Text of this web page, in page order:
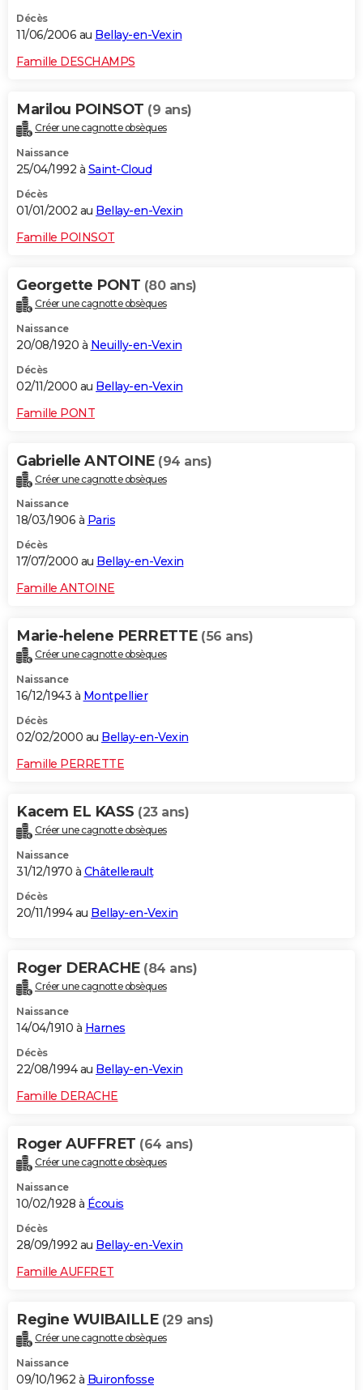
Décès
11/06/2006 au Bellay-en-Vexin
Famille DESCHAMPS
Marilou POINSOT (9 ans)
Créer une cagnotte obsèques
Naissance
25/04/1992 à Saint-Cloud
Décès
01/01/2002 au Bellay-en-Vexin
Famille POINSOT
Georgette PONT (80 ans)
Créer une cagnotte obsèques
Naissance
20/08/1920 à Neuilly-en-Vexin
Décès
02/11/2000 au Bellay-en-Vexin
Famille PONT
Gabrielle ANTOINE (94 ans)
Créer une cagnotte obsèques
Naissance
18/03/1906 à Paris
Décès
17/07/2000 au Bellay-en-Vexin
Famille ANTOINE
Marie-helene PERRETTE (56 ans)
Créer une cagnotte obsèques
Naissance
16/12/1943 à Montpellier
Décès
02/02/2000 au Bellay-en-Vexin
Famille PERRETTE
Kacem EL KASS (23 ans)
Créer une cagnotte obsèques
Naissance
31/12/1970 à Châtellerault
Décès
20/11/1994 au Bellay-en-Vexin
Roger DERACHE (84 ans)
Créer une cagnotte obsèques
Naissance
14/04/1910 à Harnes
Décès
22/08/1994 au Bellay-en-Vexin
Famille DERACHE
Roger AUFFRET (64 ans)
Créer une cagnotte obsèques
Naissance
10/02/1928 à Écouis
Décès
28/09/1992 au Bellay-en-Vexin
Famille AUFFRET
Regine WUIBAILLE (29 ans)
Créer une cagnotte obsèques
Naissance
09/10/1962 à Buironfosse